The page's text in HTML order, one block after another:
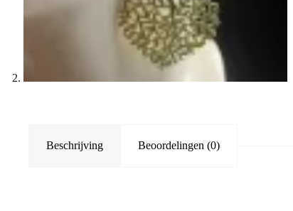
Beschrijving Beoordelingen (0)